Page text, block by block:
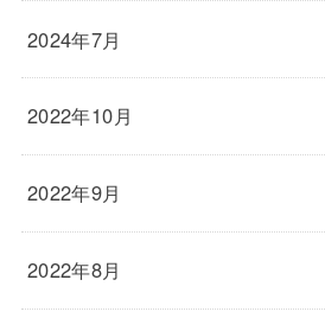
2024年7月
2022年10月
2022年9月
2022年8月